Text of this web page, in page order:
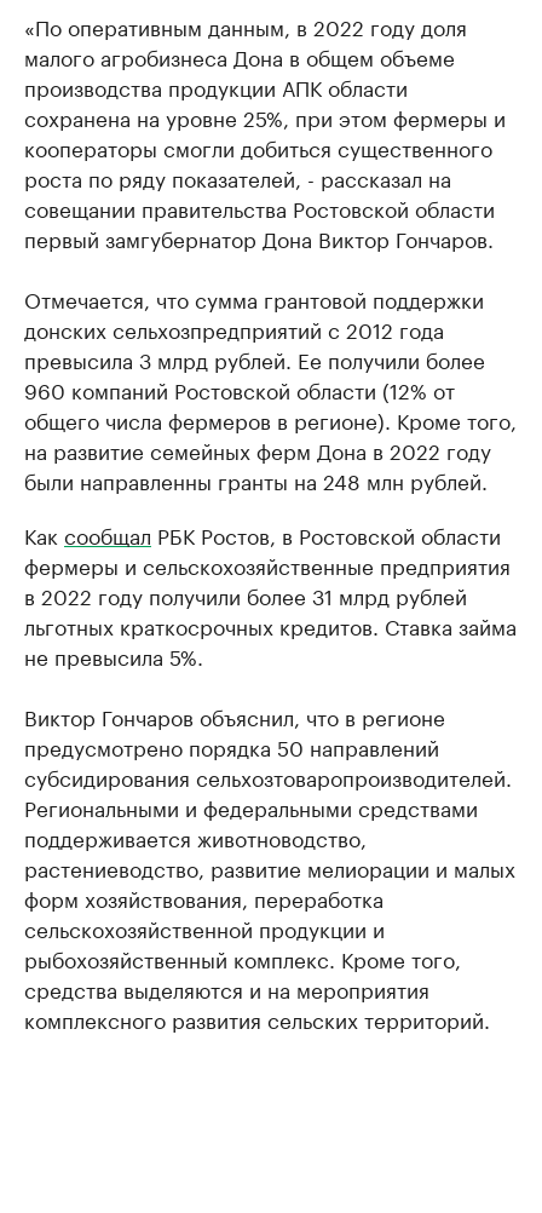
«По оперативным данным, в 2022 году доля
малого агробизнеса Дона в общем объеме
производства продукции АПК области
сохранена на уровне 25%, при этом фермеры и
кооператоры смогли добиться существенного
роста по ряду показателей, - рассказал на
совещании правительства Ростовской области
первый замгубернатор Дона Виктор Гончаров.
Отмечается, что сумма грантовой поддержки
донских сельхозпредприятий с 2012 года
превысила 3 млрд рублей. Ее получили более
960 компаний Ростовской области (12% от
общего числа фермеров в регионе). Кроме того,
на развитие семейных ферм Дона в 2022 году
были направленны гранты на 248 млн рублей.
Как сообщал РБК Ростов, в Ростовской области
фермеры и сельскохозяйственные предприятия
в 2022 году получили более 31 млрд рублей
льготных краткосрочных кредитов. Ставка займа
не превысила 5%.
Виктор Гончаров объяснил, что в регионе
предусмотрено порядка 50 направлений
субсидирования сельхозтоваропроизводителей.
Региональными и федеральными средствами
поддерживается животноводство,
растениеводство, развитие мелиорации и малых
форм хозяйствования, переработка
сельскохозяйственной продукции и
рыбохозяйственный комплекс. Кроме того,
средства выделяются и на мероприятия
комплексного развития сельских территорий.